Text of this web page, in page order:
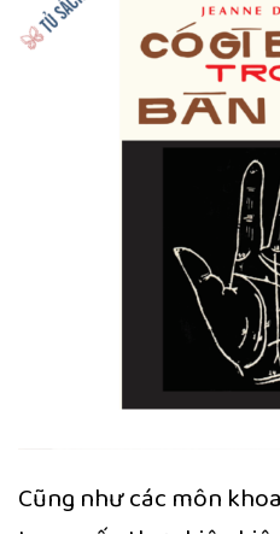
Cũng như các môn